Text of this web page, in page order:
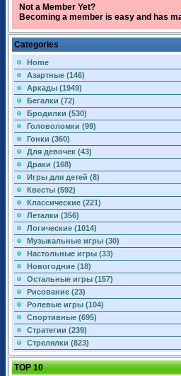
Not a Member Yet?
Becoming a member is easy and has
Categories
Home
Азартные (146)
Аркады (1949)
Бегалки (72)
Бродилки (530)
Головоломки (99)
Гонки (360)
Для девочек (43)
Драки (168)
Игры для детей (8)
Квесты (592)
Классические (221)
Леталки (356)
Логические (1014)
Музыкальные игры (30)
Настольные игры (33)
Новогодние (18)
Остальные игры (157)
Рисование (23)
Ролевые игры (104)
Спортивные (695)
Стратегии (239)
Стрелялки (823)
TOP 10